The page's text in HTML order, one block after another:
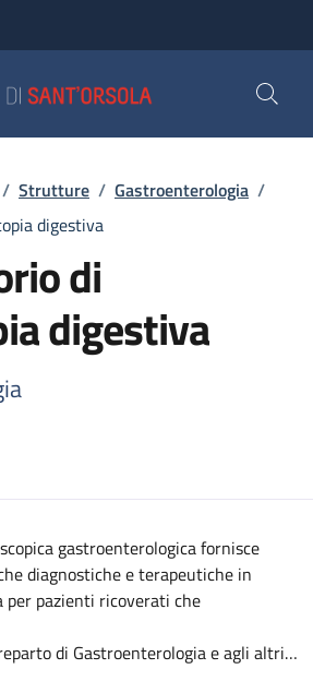
/ Strutture / Gastroenterologia /
digestiva
di
digestiva
gastroenterologica fornisce
diagnostiche e terapeutiche in
per pazienti ricoverati che
di Gastroenterologia e agli altri
(Medicine, Geriatrie, Oncologie,